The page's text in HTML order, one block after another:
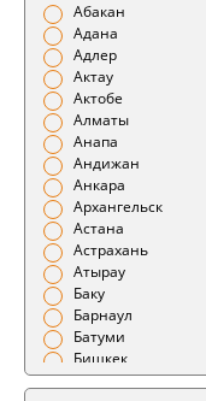
Абакан
Адана
Адлер
Актау
Актобе
Алматы
Анапа
Андижан
Анкара
Архангельск
Астана
Астрахань
Атырау
Баку
Барнаул
Батуми
Бишкек
Благовещенск